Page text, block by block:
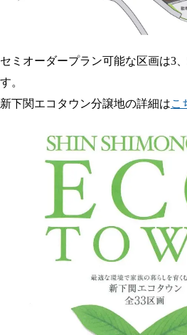
セミオーダープラン可能な区画は3
す。
新下関エコタウン分譲地の詳細はこ